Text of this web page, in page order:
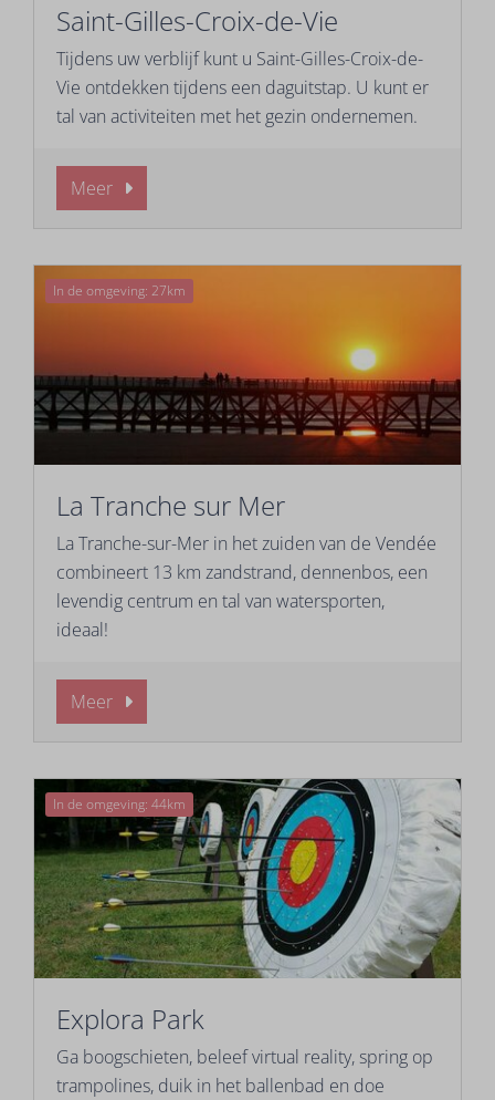
Saint-Gilles-Croix-de-Vie
Tijdens uw verblijf kunt u Saint-Gilles-Croix-de-
Vie ontdekken tijdens een daguitstap. U kunt er
tal van activiteiten met het gezin ondernemen.
Meer
In de omgeving: 27km
La Tranche sur Mer
La Tranche-sur-Mer in het zuiden van de Vendée
combineert 13 km zandstrand, dennenbos, een
levendig centrum en tal van watersporten,
ideaal!
Meer
In de omgeving: 44km
Explora Park
Ga boogschieten, beleef virtual reality, spring op
trampolines, duik in het ballenbad en doe